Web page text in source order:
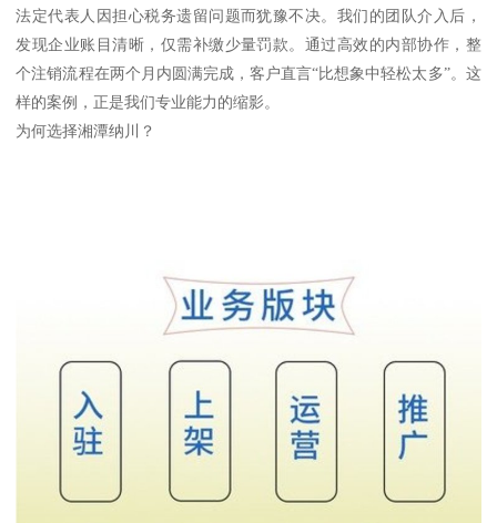
法定代表人因担心税务遗留问题而犹豫不决。我们的团队介入后，
发现企业账目清晰，仅需补缴少量罚款。通过高效的内部协作，整
个注销流程在两个月内圆满完成，客户直言“比想象中轻松太多”。这
样的案例，正是我们专业能力的缩影。
为何选择湘潭纳川？